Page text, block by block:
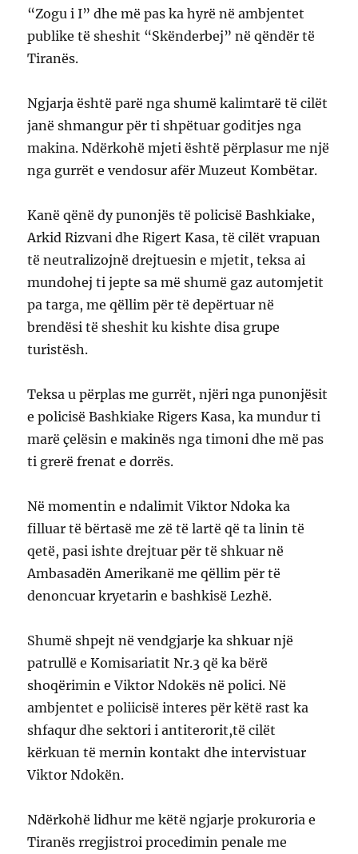
“Zogu i I” dhe më pas ka hyrë në ambjentet
publike të sheshit “Skënderbej” në qëndër të
Tiranës.
Ngjarja është parë nga shumë kalimtarë të cilët
janë shmangur për ti shpëtuar goditjes nga
makina. Ndërkohë mjeti është përplasur me një
nga gurrët e vendosur afër Muzeut Kombëtar.
Kanë qënë dy punonjës të policisë Bashkiake,
Arkid Rizvani dhe Rigert Kasa, të cilët vrapuan
të neutralizojnë drejtuesin e mjetit, teksa ai
mundohej ti jepte sa më shumë gaz automjetit
pa targa, me qëllim për të depërtuar në
brendësi të sheshit ku kishte disa grupe
turistësh.
Teksa u përplas me gurrët, njëri nga punonjësit
e policisë Bashkiake Rigers Kasa, ka mundur ti
marë çelësin e makinës nga timoni dhe më pas
ti grerë frenat e dorrës.
Në momentin e ndalimit Viktor Ndoka ka
filluar të bërtasë me zë të lartë që ta linin të
qetë, pasi ishte drejtuar për të shkuar në
Ambasadën Amerikanë me qëllim për të
denoncuar kryetarin e bashkisë Lezhë.
Shumë shpejt në vendgjarje ka shkuar një
patrullë e Komisariatit Nr.3 që ka bërë
shoqërimin e Viktor Ndokës në polici. Në
ambjentet e poliicisë interes për këtë rast ka
shfaqur dhe sektori i antiterorit,të cilët
kërkuan të mernin kontakt dhe intervistuar
Viktor Ndokën.
Ndërkohë lidhur me këtë ngjarje prokuroria e
Tiranës rregjistroi procedimin penale me